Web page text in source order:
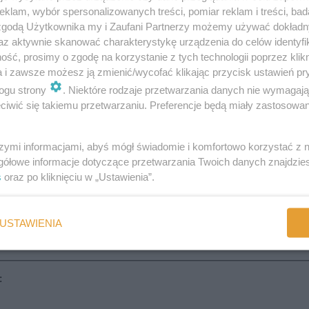
badania, które wskazywały niekorzystny wpływ leku
analizy większej liczby i lepszej jakości danych oraz określić.
metaanaliz - skomentował dr Jordi Sunyer, badacz z
wcześniejszymi zaleceniami wskazującymi, że paracetamol w
ciąży a autyzmem i ADHD i autyzmem był tylko nieznacznie
w dzieciństwie a objawami ASC.
i objawami ADHD został popartymi przez nowe badanie
oraz objawów deficytu uwagi i nadpobudliwości w
wybór spersonalizowanych treści, pomiar reklam i treści,
Użytkownika my i Zaufani Partnerzy możemy używać
aktywnie skanować charakterystykę urządzenia do celów
prosimy o zgodę na korzystanie z tych technologii poprzez
i zawsze możesz ją zmienić/wycofać klikając przycisk ustawień
strony
. Niektóre rodzaje przetwarzania danych nie
się takiemu przetwarzaniu. Preferencje będą miały
informacjami, abyś mógł świadomie i komfortowo korzystać z
informacje dotyczące przetwarzania Twoich danych
oraz po kliknięciu w „Ustawienia”.
USTAWIENIA